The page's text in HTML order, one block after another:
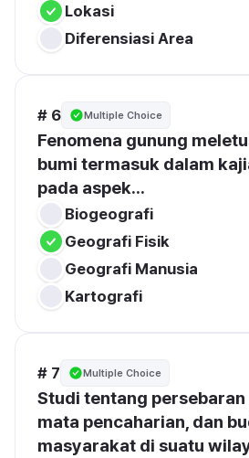
Lokasi
Diferensiasi Area
# 6 Multiple Choice
Fenomena gunung
bumi termasuk dalam
pada aspek...
Biogeografi
Geografi Fisik
Geografi Manusia
Kartografi
# 7 Multiple Choice
Studi tentang
mata pencaharian, dan
masyarakat di suatu